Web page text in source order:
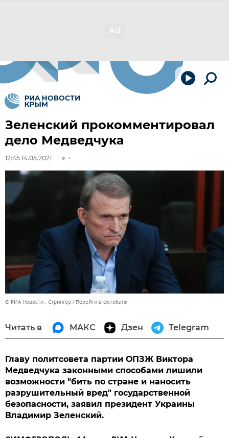
Зеленский прокомментировал
дело Медведчука
12:45 14.05.2021
© РИА Новости . Стрингер Перейти в фотобанк
Читать в МАКС Дзен Telegram
Главу политсовета партии ОПЗЖ Виктора
Медведчука законными способами лишили
возможности "бить по стране и наносить
разрушительный вред" государственной
безопасности, заявил президент Украины
Владимир Зеленский.